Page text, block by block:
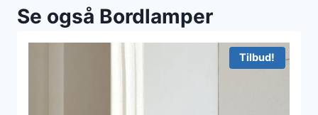
Se også Bordlamper
Tilbud!